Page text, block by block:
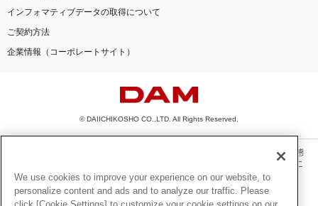
インフォマティブデータの取得について
ご契約方法
企業情報（コーポレートサイト）
© DAIICHIKOSHO CO.,LTD. All Rights Reserved.
このサイトに掲載されている一切の文章・画像・写真・動画・音声等を、手段や形態
を問わず、著作権法の定める範囲を超えて無断で複製、転載、ファイル化などするこ
とを禁じます。
楽曲及びコンテンツは、機種によりご利用いただけない場合があります。
We use cookies to improve your experience on our website, to
personalize content and ads and to analyze our traffic. Please